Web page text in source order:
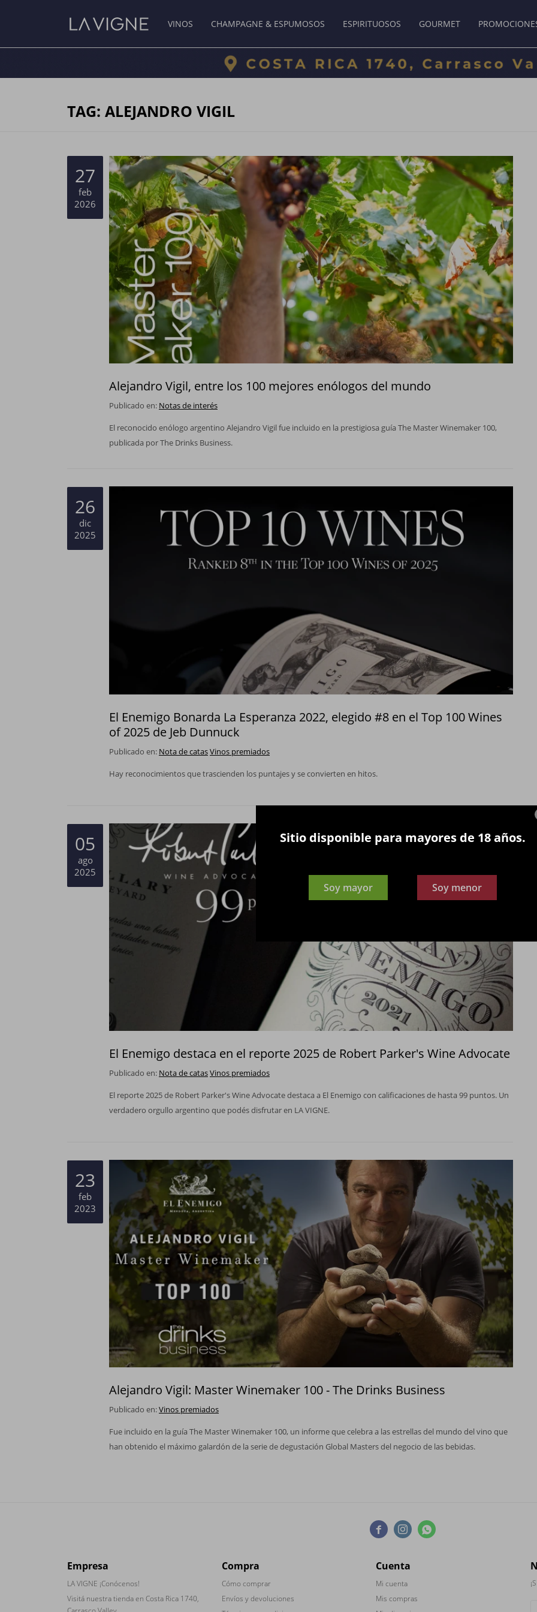
Sitio disponible para mayores de 18 años.
Soy mayor Soy menor
VINOS CHAMPAGNE & ESPUMOSOS ESPIRITUOSOS GOURMET
TAG: ALEJANDRO VIGIL
Alejandro Vigil, entre los 100 mejores enólogos del mundo
27
feb
2026
Publicado en: Notas de interés
El reconocido enólogo argentino Alejandro Vigil fue incluido en la prestigiosa guía The Master Winemaker 100,
publicada por The Drinks Business.
El Enemigo Bonarda La Esperanza 2022, elegido #8 en el Top 100 Wines
of 2025 de Jeb Dunnuck
26
dic
2025
Publicado en: Nota de catasVinos premiados
Hay reconocimientos que trascienden los puntajes y se convierten en hitos.
El Enemigo destaca en el reporte 2025 de Robert Parker's Wine Advocate
05
ago
2025
Publicado en: Nota de catasVinos premiados
El reporte 2025 de Robert Parker's Wine Advocate destaca a El Enemigo con calificaciones de hasta 99 puntos. Un
verdadero orgullo argentino que podés disfrutar en LA VIGNE.
Alejandro Vigil: Master Winemaker 100 - The Drinks Business
23
feb
2023
Publicado en:Vinos premiados
Fue incluido en la guía The Master Winemaker 100, un informe que celebra a las estrellas del mundo del vino que
han obtenido el máximo galardón de la serie de degustación Global Masters del negocio de las bebidas.
  
Empresa
LA VIGNE ¡Conócenos!
Visitá nuestra tienda en Costa Rica 1740,
Compra
Cómo comprar
Envíos y devoluciones
Cuenta
Mi cuenta
Mis compras